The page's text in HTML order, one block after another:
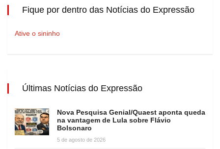
Fique por dentro das Notícias do Expressão
Ative o sininho
Últimas Notícias do Expressão
Nova Pesquisa Genial/Quaest aponta queda
na vantagem de Lula sobre Flávio
Bolsonaro
5 de agosto de 2026